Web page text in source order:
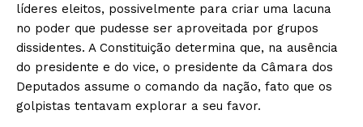
líderes eleitos, possivelmente para criar uma lacuna
no poder que pudesse ser aproveitada por grupos
dissidentes. A Constituição determina que, na ausência
do presidente e do vice, o presidente da Câmara dos
Deputados assume o comando da nação, fato que os
golpistas tentavam explorar a seu favor.